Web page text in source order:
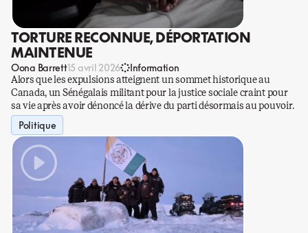
TORTURE RECONNUE, DÉPORTATION
MAINTENUE
Oona Barrett15 avril 2026 Information
Alors que les expulsions atteignent un sommet historique au
Canada, un Sénégalais militant pour la justice sociale craint pour
sa vie après avoir dénoncé la dérive du parti désormais au pouvoir.
Politique